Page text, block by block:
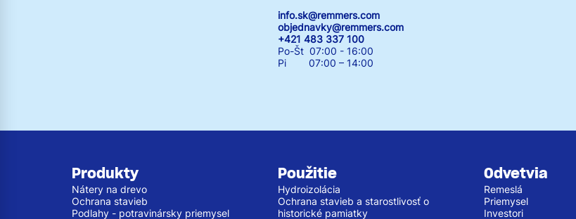
info.sk@remmers.com
objednavky@remmers.com
+421 483 337 100
Po-Št 07:00 - 16:00
Pi 07:00 – 14:00
Produkty
Nátery na drevo
Ochrana stavieb
Podlahy - potravinársky priemysel
Použitie
Hydroizolácia
Ochrana stavieb a starostlivosť o
historické pamiatky
Odvetvia
Remeslá
Priemysel
Investori